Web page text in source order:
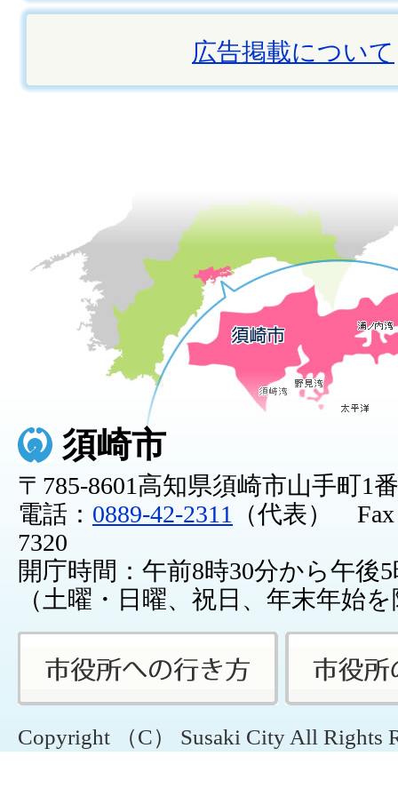
広告掲載について
須崎市
〒785-8601高知県須崎市山手町1
電話： 0889-42-2311
（代表） Fax
7320
開庁時間：午前8時30分から午後
（土曜・日曜、祝日、年末年始
Copyright （C） Susaki City All Rights